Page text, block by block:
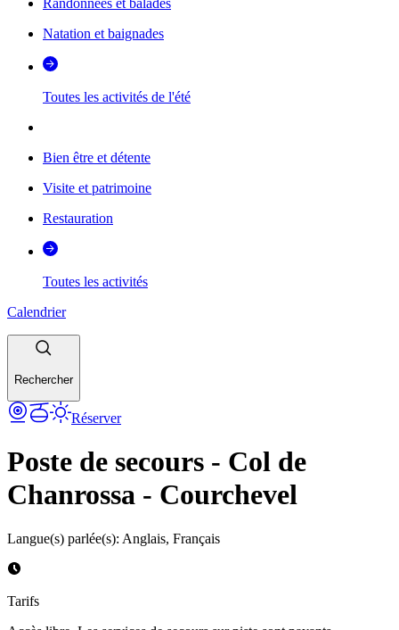
Randonnées et balades
Natation et baignades
Toutes les activités de l'été
Bien être et détente
Visite et patrimoine
Restauration
Toutes les activités
Calendrier
Rechercher
Réserver
Poste de secours - Col de
Chanrossa - Courchevel
Langue(s) parlée(s): Anglais, Français
Tarifs